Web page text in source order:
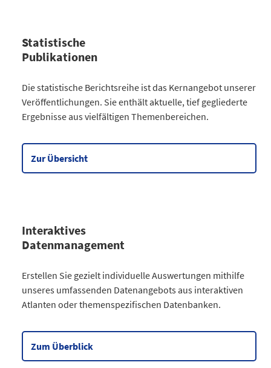
Statistische
Publikationen
Datentabelle zum Diagramm
Kategorie
Anzahl Publikationen
Bevölkerung 30
Gesellschaft 64
Die statistische Berichtsreihe ist das Kernangebot unserer
Veröffentlichungen. Sie enthält aktuelle, tief gegliederte
Ergebnisse aus vielfältigen Themenbereichen.
Zur Übersicht
Interaktives
Datenmanagement
Datentabelle zum Diagramm
Kategorie
Atlanten
Kommunales
3
Gesellschaftliches2
Erstellen Sie gezielt individuelle Auswertungen mithilfe
unseres umfassenden Datenangebots aus interaktiven
Atlanten oder themenspezifischen Datenbanken.
Zum Überblick